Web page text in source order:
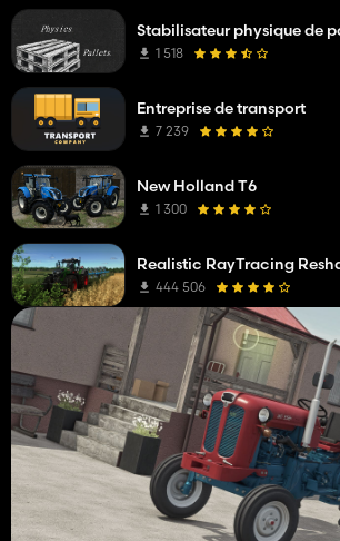
Stabilisateur physique de
1 518
Entreprise de transport
7 239
New Holland T6
1 300
Realistic RayTracing
444 506